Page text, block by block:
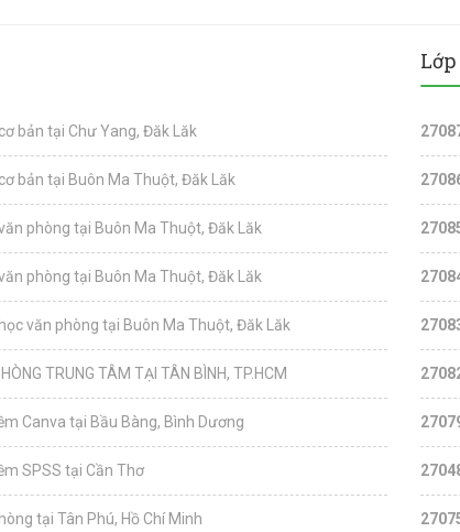
bản tại Chư Yang, Đăk Lăk
bản tại Buôn Ma Thuột, Đăk Lăk
phòng tại Buôn Ma Thuột, Đăk Lăk
phòng tại Buôn Ma Thuột, Đăk Lăk
văn phòng tại Buôn Ma Thuột, Đăk Lăk
TRUNG TÂM TẠI TÂN BÌNH, TP.HCM
Canva tại Bầu Bàng, Bình Dương
SPSS tại Cần Thơ
tại Tân Phú, Hồ Chí Minh
Lớp